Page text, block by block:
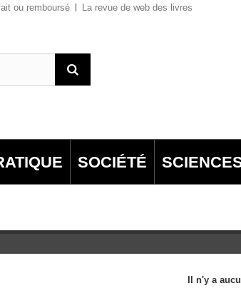
ou remboursé La revue de web des livres
SOCIÉTÉ
Il n'y a